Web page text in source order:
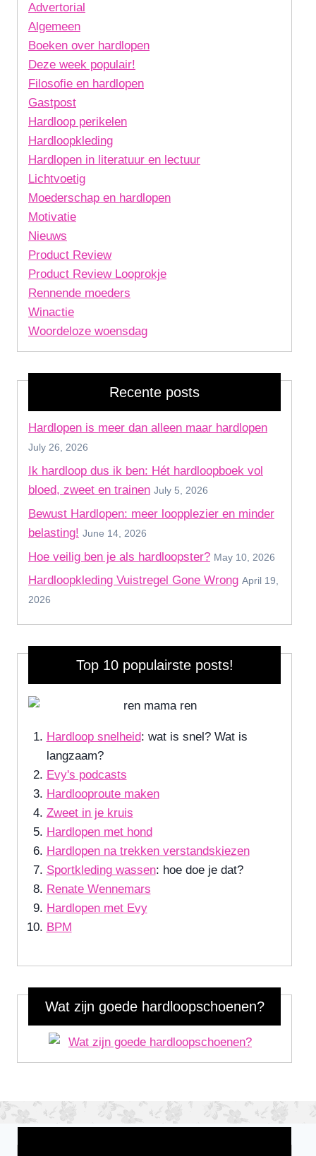
Advertorial
Algemeen
Boeken over hardlopen
Deze week populair!
Filosofie en hardlopen
Gastpost
Hardloop perikelen
Hardloopkleding
Hardlopen in literatuur en lectuur
Lichtvoetig
Moederschap en hardlopen
Motivatie
Nieuws
Product Review
Product Review Looprokje
Rennende moeders
Winactie
Woordeloze woensdag
Recente posts
Hardlopen is meer dan alleen maar hardlopen
July 26, 2026
Ik hardloop dus ik ben: Hét hardloopboek vol
bloed, zweet en trainen July 5, 2026
Bewust Hardlopen: meer loopplezier en minder
belasting! June 14, 2026
Hoe veilig ben je als hardloopster? May 10, 2026
Hardloopkleding Vuistregel Gone Wrong April 19,
2026
Top 10 populairste posts!
Hardloop snelheid: wat is snel? Wat is
langzaam?
Evy's podcasts
Hardlooproute maken
Zweet in je kruis
Hardlopen met hond
Hardlopen na trekken verstandskiezen
Sportkleding wassen: hoe doe je dat?
Renate Wennemars
Hardlopen met Evy
BPM
Wat zijn goede hardloopschoenen?